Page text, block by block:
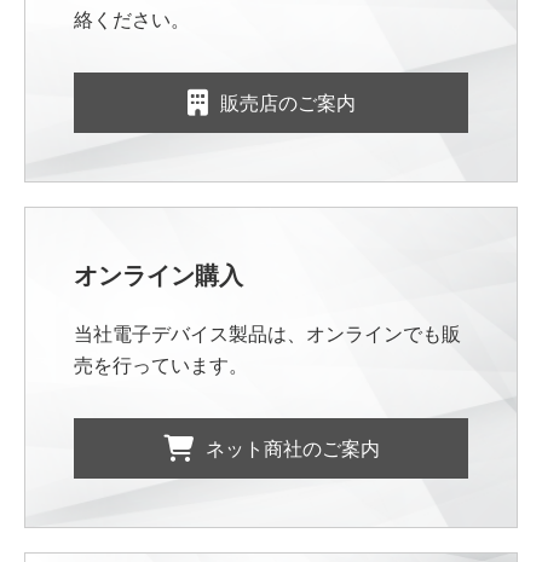
絡ください。
販売店のご案内
オンライン購入
当社電子デバイス製品は、オンラインでも販
売を行っています。
ネット商社のご案内